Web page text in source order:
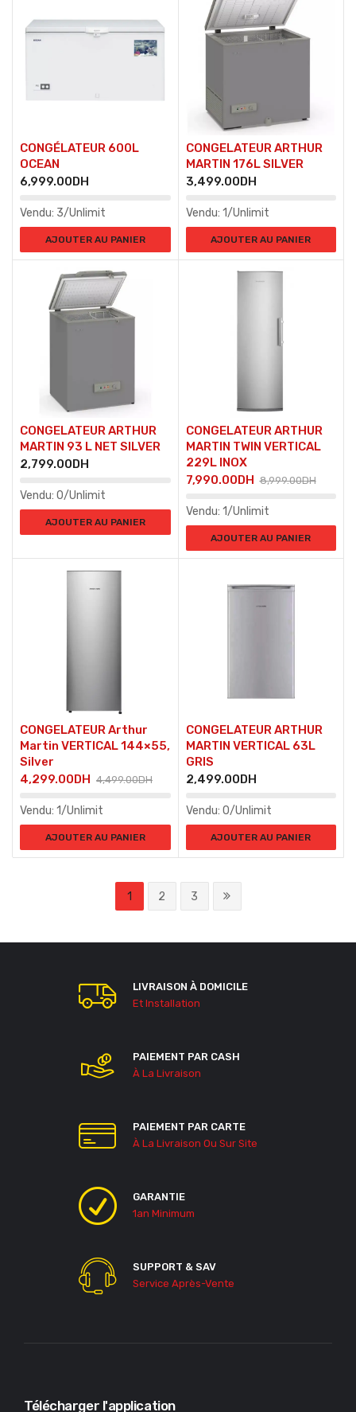
CONGÉLATEUR 600L
OCEAN
6,999.00DH
Vendu: 3/Unlimit
AJOUTER AU PANIER
CONGELATEUR ARTHUR
MARTIN 176L SILVER
3,499.00DH
Vendu: 1/Unlimit
AJOUTER AU PANIER
CONGELATEUR ARTHUR
MARTIN 93 L NET SILVER
2,799.00DH
Vendu: 0/Unlimit
AJOUTER AU PANIER
CONGELATEUR ARTHUR
MARTIN TWIN VERTICAL
229L INOX
8,999.00DH
7,990.00DH
Vendu: 1/Unlimit
AJOUTER AU PANIER
CONGELATEUR Arthur
Martin VERTICAL 144×55,
Silver
4,499.00DH
4,299.00DH
Vendu: 1/Unlimit
AJOUTER AU PANIER
CONGELATEUR ARTHUR
MARTIN VERTICAL 63L
GRIS
2,499.00DH
Vendu: 0/Unlimit
AJOUTER AU PANIER
1 2 3
LIVRAISON À DOMICILE
Et Installation
PAIEMENT PAR CASH
À La Livraison
PAIEMENT PAR CARTE
À La Livraison Ou Sur Site
GARANTIE
1an Minimum
SUPPORT & SAV
Service Après-Vente
Télécharger l'application